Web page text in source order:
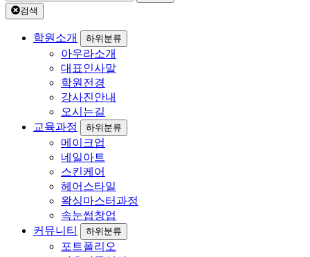
검색
학원소개 하위분류
아우라소개
대표인사말
학원전경
강사진안내
오시는길
교육과정
하위분류
메이크업
네일아트
스킨케어
헤어스타일
왁싱마스터과정
속눈썹창업
커뮤니티
하위분류
포트폴리오